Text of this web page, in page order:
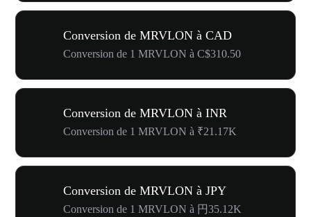
Conversion de MRVLON à CAD
Conversion de 1 MRVLON à C$310.50
Conversion de MRVLON à INR
Conversion de 1 MRVLON à ₹21.17K
Conversion de MRVLON à JPY
Conversion de 1 MRVLON à 円35.12K